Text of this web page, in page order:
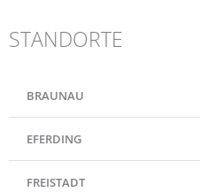
STANDORTE
BRAUNAU
EFERDING
FREISTADT